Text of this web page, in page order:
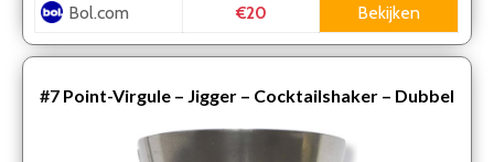
Bol.com €20 Bekijken
#7 Point-Virgule – Jigger – Cocktailshaker – Dubbel
Cocktailmaatje – 30/50ml – Pro gebruik – RVS